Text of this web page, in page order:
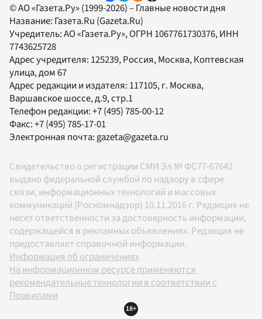
© АО «Газета.Ру» (1999-2026) – Главные новости дня
Название: Газета.Ru (Gazeta.Ru)
Учредитель:АО «Газета.Ру», ОГРН 1067761730376, ИНН
7743625728
Адрес учредителя: 125239, Россия, Москва, Коптевская
улица, дом 67
Адрес редакции и издателя: 117105, г. Москва,
Варшавское шоссе, д.9, стр.1
Телефон редакции:+7 (495) 785-00-12
Факс:+7 (495) 785-17-01
Электронная почта: gazeta@gazeta.ru
Свидетельство о регистрации СМИ Эл № ФС77-67642
выдано федеральной службой по надзору в сфере
связи, информационных технологий и массовых
коммуникаций (Роскомнадзор) 10.11.2016 г. Редакция не
несет ответственности за достоверность информации,
содержащейся в рекламных объявлениях. Редакция не
предоставляет справочной информации.
Информация об ограничениях
На информационном ресурсе применяются
рекомендательные технологии в соответствии с
Правилами
18+